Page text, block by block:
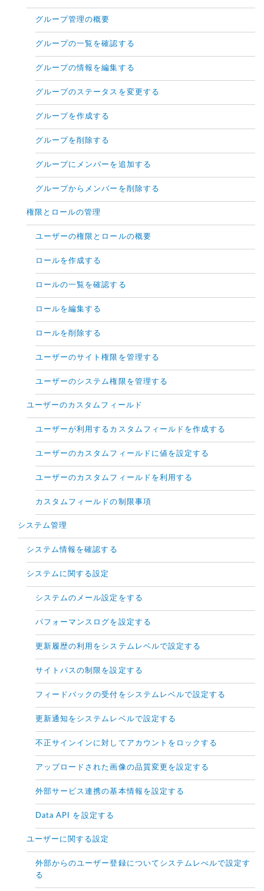
グループ管理の概要
グループの一覧を確認する
グループの情報を編集する
グループのステータスを変更する
グループを作成する
グループを削除する
グループにメンバーを追加する
グループからメンバーを削除する
権限とロールの管理
ユーザーの権限とロールの概要
ロールを作成する
ロールの一覧を確認する
ロールを編集する
ロールを削除する
ユーザーのサイト権限を管理する
ユーザーのシステム権限を管理する
ユーザーのカスタムフィールド
ユーザーが利用するカスタムフィールドを作成する
ユーザーのカスタムフィールドに値を設定する
ユーザーのカスタムフィールドを利用する
カスタムフィールドの制限事項
システム管理
システム情報を確認する
システムに関する設定
システムのメール設定をする
パフォーマンスログを設定する
更新履歴の利用をシステムレベルで設定する
サイトパスの制限を設定する
フィードバックの受付をシステムレベルで設定する
更新通知をシステムレベルで設定する
不正サインインに対してアカウントをロックする
アップロードされた画像の品質変更を設定する
外部サービス連携の基本情報を設定する
Data API を設定する
ユーザーに関する設定
外部からのユーザー登録についてシステムレべルで設定す
る